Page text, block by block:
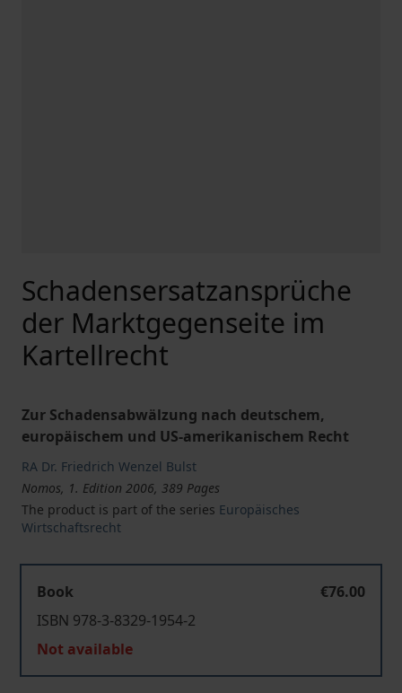
Schadensersatzansprüche
der Marktgegenseite im
Kartellrecht
Zur Schadensabwälzung nach deutschem,
europäischem und US-amerikanischem Recht
RA Dr. Friedrich Wenzel Bulst
Nomos, 1. Edition 2006, 389 Pages
The product is part of the series Europäisches
Wirtschaftsrecht
Book
€76.00
ISBN 978-3-8329-1954-2
Not available